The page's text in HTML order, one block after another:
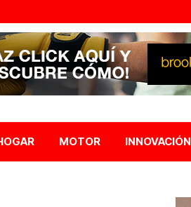
MOTOR INNOVACIÓN